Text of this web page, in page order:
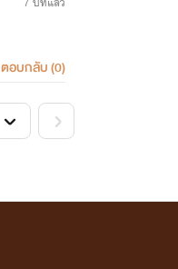
ตอบกลับ (0)
>